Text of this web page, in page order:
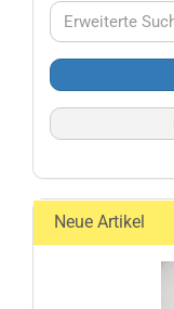
Erweiterte
Suche
Neue Artikel